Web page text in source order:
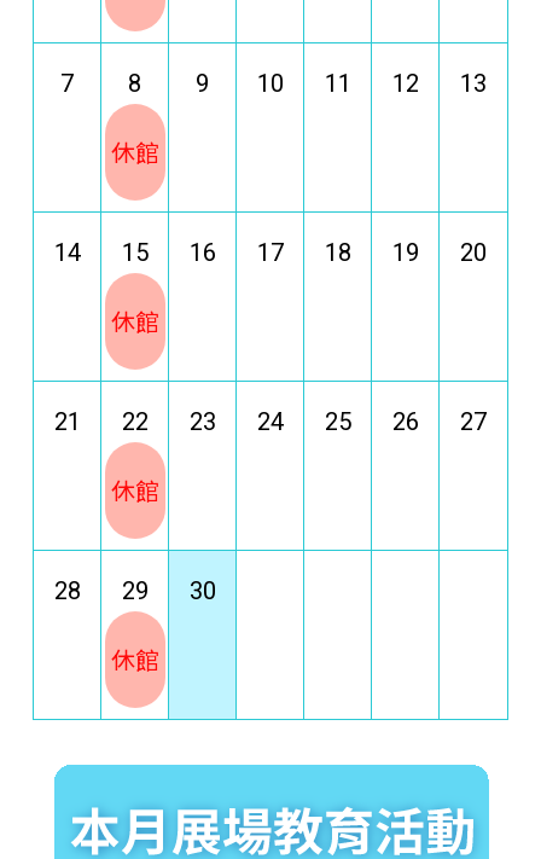
7 8
休館
9 10 11 12 13
14 15
休館
16 17 18 19 20
21 22
休館
23 24 25 26 27
28 29
休館
30